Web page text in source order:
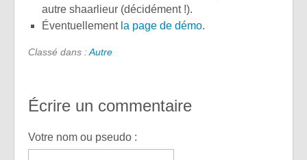
autre shaarlieur (décidément !).
Éventuellement la page de démo.
Classé dans :Autre
Écrire un commentaire
Votre nom ou pseudo :